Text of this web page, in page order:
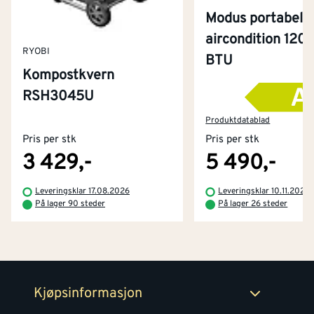
RYOBI
Kompostkvern
RSH3045U
Pris per stk
3 429,-
Leveringsklar 17.08.2026
På lager 90 steder
Modus portabel
aircondition
BTU
Produktdatablad
Pris per stk
5 490,-
Leveringsklar 10.11.2026
På lager 26 steder
Kjøpsinformasjon
Kjøpsbetingelser
Retur- og angrerettsskjema
Tjenester
Montér Klubb
Byggevarehus og åpningstider
Prismatch